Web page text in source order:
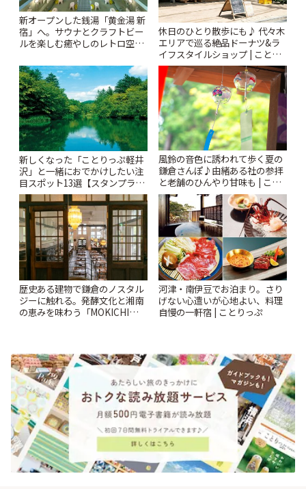
新オープンした銭湯「黄金湯 新
宿」へ。サウナとクラフトビー
ルを楽しむ癒やしのレトロ空間
休日のひとり散歩にも♪ 代々木
エリアで巡る絶品ドーナツ&ラ
イフスタイルショップ | ことり
っぷ
新しくなった「ことりっぷ軽井
沢」と一緒におでかけしたい注
目スポット13選【スタンプラリ
ー開催中】 | ことりっぷ
風鈴の音色に誘われて歩く夏の
鎌倉さんぽ♪由緒ある社の参拝
と老舗のひんやり甘味も | こと
りっぷ
歴史ある建物で鎌倉のノスタル
ジーに触れる。発酵文化と湘南
の恵みを味わう「MOKICHI
河津・南伊豆でお泊まり。さり
げない心遣いが心地よい、料理
自慢の一軒宿 | ことりっぷ